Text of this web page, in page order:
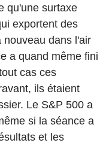
qu'une surtaxe
exportent des
nouveau dans l'air
a quand même fini
cas ces
ils étaient
Le S&P 500 a
si la séance a
et les